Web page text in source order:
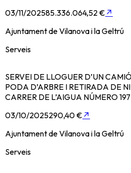
03/11/202585.336.064,52 € ↗
Ajuntament de Vilanova i la Geltrú
Serveis
SERVEI DE LLOGUER D’UN
PODA D’ARBRE I RETIRADA DE
CARRER DE L’AIGUA NÚMERO 197
03/10/2025290,40 € ↗
Ajuntament de Vilanova i la Geltrú
Serveis